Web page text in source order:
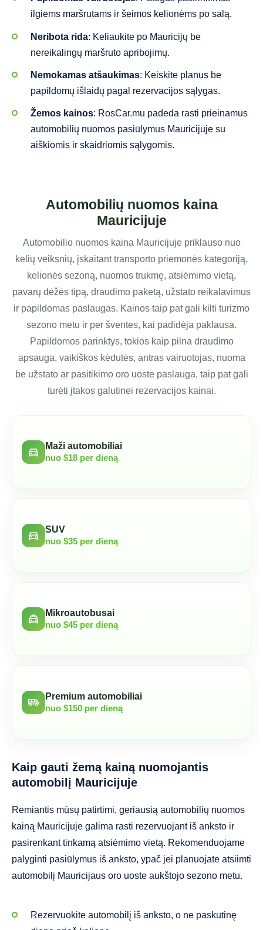
ilgiems maršrutams ir šeimos kelionėms po salą.
Neribota rida: Keliaukite po Mauricijų be
nereikalingų maršruto apribojimų.
Nemokamas atšaukimas: Keiskite planus be
papildomų išlaidų pagal rezervacijos sąlygas.
Žemos kainos: RosCar.mu padeda rasti prieinamus
automobilių nuomos pasiūlymus Mauricijuje su
aiškiomis ir skaidriomis sąlygomis.
Automobilių nuomos kaina
Mauricijuje
Automobilio nuomos kaina Mauricijuje priklauso nuo
kelių veiksnių, įskaitant transporto priemonės kategoriją,
kelionės sezoną, nuomos trukmę, atsiėmimo vietą,
pavarų dėžės tipą, draudimo paketą, užstato reikalavimus
ir papildomas paslaugas. Kainos taip pat gali kilti turizmo
sezono metu ir per šventes, kai padidėja paklausa.
Papildomos parinktys, tokios kaip pilna draudimo
apsauga, vaikiškos kėdutės, antras vairuotojas, nuoma
be užstato ar pasitikimo oro uoste paslauga, taip pat gali
turėti įtakos galutinei rezervacijos kainai.
directions_car
Maži automobiliai
nuo $18 per dieną
directions_car
SUV
nuo $35 per dieną
local_taxi
Mikroautobusai
nuo $45 per dieną
airport_shuttle
Premium automobiliai
nuo $150 per dieną
Kaip gauti žemą kainą nuomojantis
automobilį Mauricijuje
Remiantis mūsų patirtimi, geriausią automobilių nuomos
kainą Mauricijuje galima rasti rezervuojant iš anksto ir
pasirenkant tinkamą atsiėmimo vietą. Rekomenduojame
palyginti pasiūlymus iš anksto, ypač jei planuojate atsiimti
automobilį Mauricijaus oro uoste aukštojo sezono metu.
Rezervuokite automobilį iš anksto, o ne paskutinę